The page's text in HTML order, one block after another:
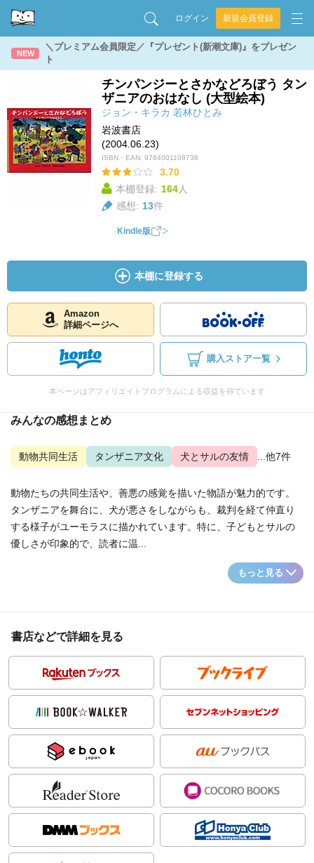
ログイン 新規会員登録
NEW
＼プレミアム会員限定／『プレゼント(新潮文庫)』をプレゼン
ト
チンパンジーとさかなどろぼう タン
ザニアのおはなし (大型絵本)
ジョン・キラカ 若林ひとみ
岩波書店
(2004.06.23)
ISBN・EAN: 9784001108736
3.70
本棚登録: 164人
感想: 13件
Kindle版
本棚に登録する
Amazon
詳細ページへ
購入ストア一覧
本ページはアフィリエイトプログラムによる収益を得ています
みんなの感想まとめ
動物共同生活 タンザニア文化 犬とサルの友情 ...他7件
動物たちの共同生活や、善悪の感覚を描いた物語が魅力的です。
タンザニアを舞台に、犬が悪さをしながらも、裁判を経て仲直り
する様子がユーモラスに描かれています。特に、子どもとサルの
優しさが印象的で、読者に温...
もっと見る
書店などで詳細を見る